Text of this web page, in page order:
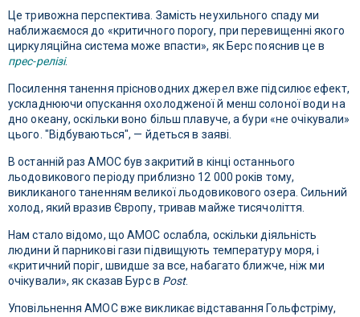
Це тривожна перспектива. Замість неухильного спаду ми
наближаємося до «критичного порогу, при перевищенні якого
циркуляційна система може впасти», як Берс пояснив це в
прес-релізі.
Посилення танення прісноводних джерел вже підсилює ефект,
ускладнюючи опускання охолодженої й менш солоної води на
дно океану, оскільки воно більш плавуче, а бури «не очікували»
цього. "Відбуваються", — йдеться в заяві.
В останній раз AMOC був закритий в кінці останнього
льодовикового періоду приблизно 12 000 років тому,
викликаного таненням великої льодовикового озера. Сильний
холод, який вразив Європу, тривав майже тисячоліття.
Нам стало відомо, що AMOC ослабла, оскільки діяльність
людини й парникові гази підвищують температуру моря, і
«критичний поріг, швидше за все, набагато ближче, ніж ми
очікували», як сказав Бурс в Post.
Уповільнення AMOC вже викликає відставання Гольфстріму,